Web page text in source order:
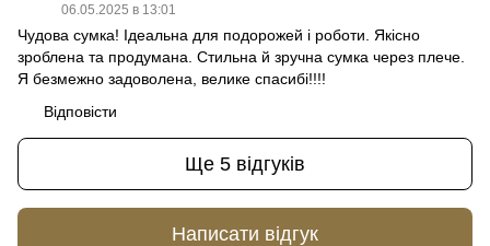
06.05.2025 в 13:01
Чудова сумка! Ідеальна для подорожей і роботи. Якісно
зроблена та продумана. Стильна й зручна сумка через плече.
Я безмежно задоволена, велике спасибі!!!!
Відповісти
Ще 5 відгуків
Написати відгук